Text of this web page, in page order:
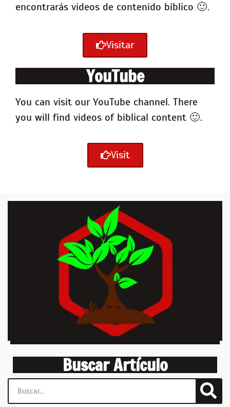
encontrarás videos de contenido bíblico 🙂 .
Visitar
YouTube
You can visit our YouTube channel. There
you will find videos of biblical content 🙂 .
Visit
Buscar Artículo